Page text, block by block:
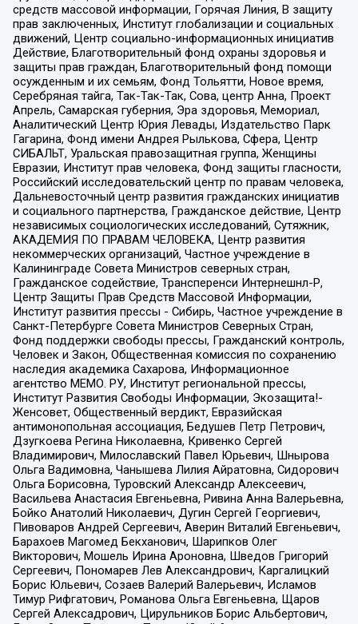
средств массовой информации, Горячая Линия, В защиту
прав заключенных, Институт глобализации и социальных
движений, Центр социально-информационных инициатив
Действие, Благотворительный фонд охраны здоровья и
защиты прав граждан, Благотворительный фонд помощи
осужденным и их семьям, Фонд Тольятти, Новое время,
Серебряная тайга, Так-Так-Так, Сова, центр Анна, Проект
Апрель, Самарская губерния, Эра здоровья, Мемориал,
Аналитический Центр Юрия Левады, Издательство Парк
Гагарина, Фонд имени Андрея Рылькова, Сфера, Центр
СИБАЛЬТ, Уральская правозащитная группа, Женщины
Евразии, Институт прав человека, Фонд защиты гласности,
Российский исследовательский центр по правам человека,
Дальневосточный центр развития гражданских инициатив
и социального партнерства, Гражданское действие, Центр
независимых социологических исследований, Сутяжник,
АКАДЕМИЯ ПО ПРАВАМ ЧЕЛОВЕКА, Центр развития
некоммерческих организаций, Частное учреждение в
Калининграде Совета Министров северных стран,
Гражданское содействие, Трансперенси Интернешнл-Р,
Центр Защиты Прав Средств Массовой Информации,
Институт развития прессы - Сибирь, Частное учреждение в
Санкт-Петербурге Совета Министров Северных Стран,
Фонд поддержки свободы прессы, Гражданский контроль,
Человек и Закон, Общественная комиссия по сохранению
наследия академика Сахарова, Информационное
агентство МЕМО. РУ, Институт региональной прессы,
Институт Развития Свободы Информации, Экозащита!-
Женсовет, Общественный вердикт, Евразийская
антимонопольная ассоциация, Бедушев Петр Петрович,
Дзугкоева Регина Николаевна, Кривенко Сергей
Владимирович, Милославский Павел Юрьевич, Шнырова
Ольга Вадимовна, Чанышева Лилия Айратовна, Сидорович
Ольга Борисовна, Туровский Александр Алексеевич,
Васильева Анастасия Евгеньевна, Ривина Анна Валерьевна,
Бойко Анатолий Николаевич, Дугин Сергей Георгиевич,
Пивоваров Андрей Сергеевич, Аверин Виталий Евгеньевич,
Барахоев Магомед Бекханович, Шарипков Олег
Викторович, Мошель Ирина Ароновна, Шведов Григорий
Сергеевич, Пономарев Лев Александрович, Каргалицкий
Борис Юльевич, Созаев Валерий Валерьевич, Исламов
Тимур Рифгатович, Романова Ольга Евгеньевна, Щаров
Сергей Алексадрович, Цирульников Борис Альбертович,